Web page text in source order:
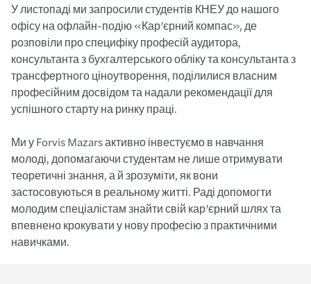
У листопаді ми запросили студентів КНЕУ до нашого
офісу на офлайн-подію «Кар’єрний компас», де
розповіли про специфіку професій аудитора,
консультанта з бухгалтерського обліку та консультанта з
трансфертного ціноутворення, поділилися власним
професійним досвідом та надали рекомендації для
успішного старту на ринку праці.
Ми у Forvis Mazars активно інвестуємо в навчання
молоді, допомагаючи студентам не лише отримувати
теоретичні знання, а й зрозуміти, як вони
застосовуються в реальному житті. Раді допомогти
молодим спеціалістам знайти свій кар’єрний шлях та
впевнено крокувати у нову професію з практичними
навичками.